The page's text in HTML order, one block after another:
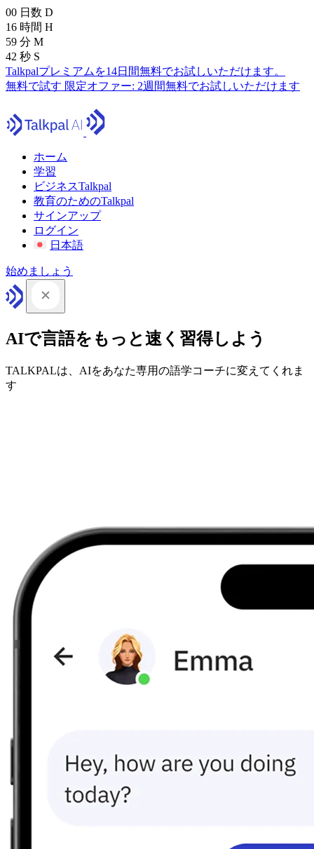
00 日数 D
16 時間 H
59 分 M
41 秒 S
Talkpalプレミアムを14日間無料でお試しいただけます。
無料で試す 限定オファー: 2週間無料でお試しいただけます
ホーム
学習
ビジネスTalkpal
教育のためのTalkpal
サインアップ
ログイン
日本語
始めましょう
AIで言語をもっと速く習得しよう
TALKPALは、AIをあなた専用の語学コーチに変えてくれま
す